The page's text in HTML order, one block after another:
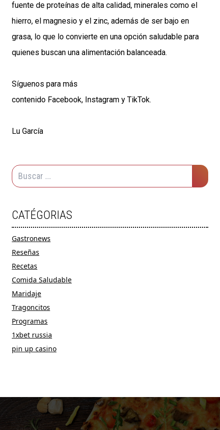
fuente de proteínas de alta calidad, minerales como el
hierro, el magnesio y el zinc, además de ser bajo en
grasa, lo que lo convierte en una opción saludable para
quienes buscan una alimentación balanceada.
Síguenos para más
contenido Facebook, Instagram y TikTok.
Lu García
CATÉGORIAS
Gastronews
Reseñas
Recetas
Comida Saludable
Maridaje
Tragoncitos
Programas
1xbet russia
pin up casino